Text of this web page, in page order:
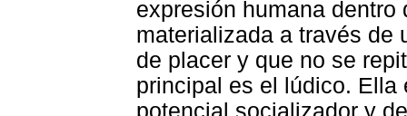
expresión humana
materializada a través de
de placer y que no se
principal es el lúdico. Ella
potencial socializador y